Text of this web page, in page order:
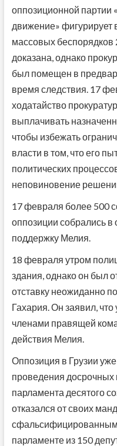
оппозиционной партии
движение» фигурирует
массовых беспорядков
доказана, однако
был помещен в
время следствия. 17
ходатайство
выплачивать
чтобы избежать
власти в том, что его
политических
неповиновение
17 февраля более 500
оппозиции собрались
поддержку Мелия.
18 февраля утром
здания, однако он был
отставку неожиданно
Гахария. Он заявил, что
членами правящей
действия Мелия.
Оппозиция в Грузии
проведения досрочных
парламента десятого
отказался от своих
парламенте из 150